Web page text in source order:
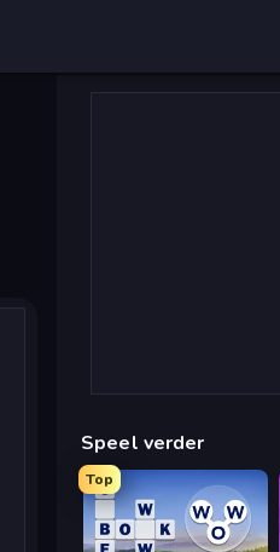
Speel verder
Top